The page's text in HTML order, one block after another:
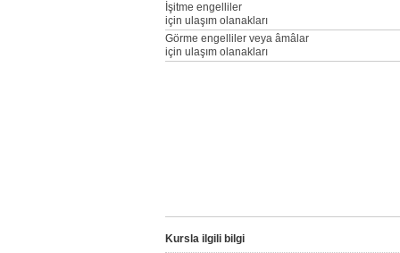
İşitme engelliler
için ulaşım olanakları
Görme engelliler veya âmâlar
için ulaşım olanakları
Kursla ilgili bilgi